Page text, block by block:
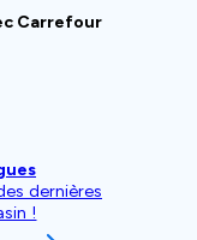
Carrefour
dernières
!